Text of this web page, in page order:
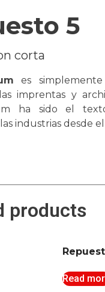
5
corta
es
imprentas y
ha sido el
industrias desde el
products
Read